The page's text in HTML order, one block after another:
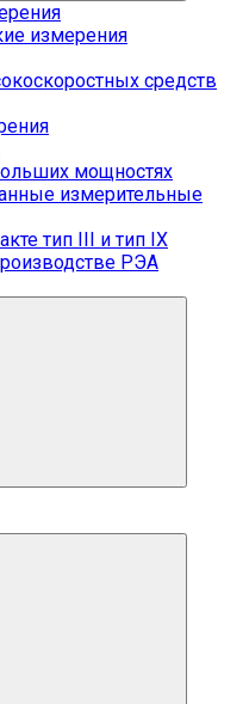
измерения
средств
мощностях
измерительные
тип III и тип IX
РЭА